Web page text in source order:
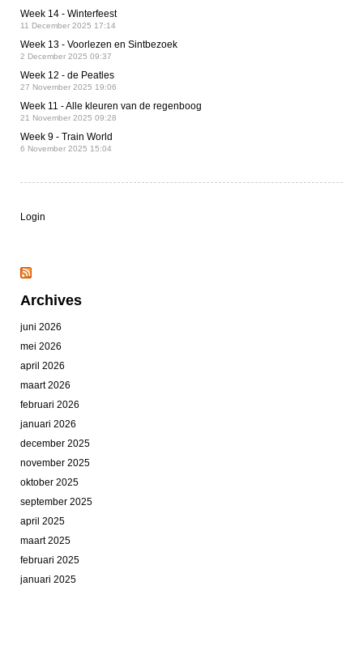
Week 14 - Winterfeest
11 December 2025 17:14
Week 13 - Voorlezen en Sintbezoek
2 December 2025 09:37
Week 12 - de Peatles
27 November 2025 19:06
Week 11 - Alle kleuren van de regenboog
21 November 2025 09:28
Week 9 - Train World
6 November 2025 15:04
Login
Archives
juni 2026
mei 2026
april 2026
maart 2026
februari 2026
januari 2026
december 2025
november 2025
oktober 2025
september 2025
april 2025
maart 2025
februari 2025
januari 2025